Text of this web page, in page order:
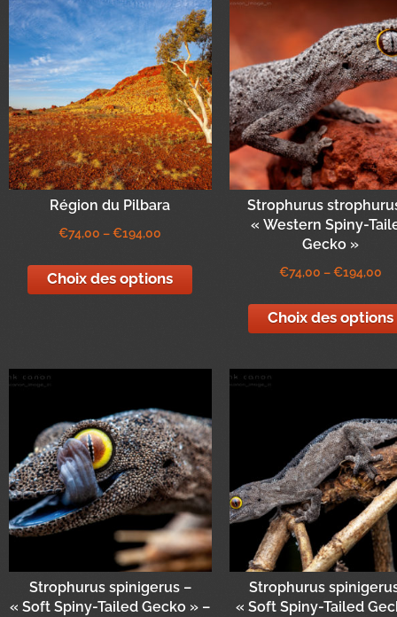
Région du Pilbara
€74,00 –€194,00
Choix des options
Strophurus
« Western Spiny-
Gecko »
€74,00 –€194,00
Choix des options
Strophurus spinigerus –
« Soft Spiny-Tailed Gecko » –
Strophurus
« Soft Spiny-Tailed